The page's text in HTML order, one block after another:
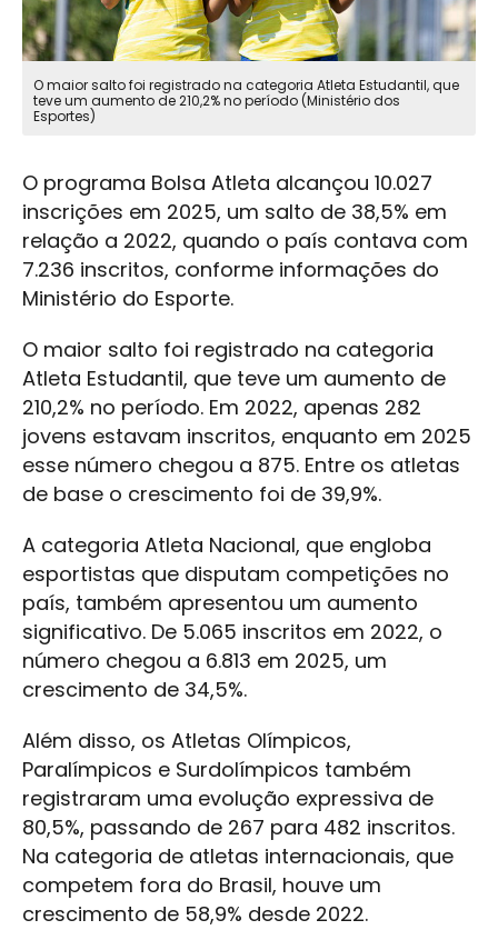
O maior salto foi registrado na categoria Atleta Estudantil, que
teve um aumento de 210,2% no período (Ministério dos
Esportes)
O programa Bolsa Atleta alcançou 10.027
inscrições em 2025, um salto de 38,5% em
relação a 2022, quando o país contava com
7.236 inscritos, conforme informações do
Ministério do Esporte.
O maior salto foi registrado na categoria
Atleta Estudantil, que teve um aumento de
210,2% no período. Em 2022, apenas 282
jovens estavam inscritos, enquanto em 2025
esse número chegou a 875. Entre os atletas
de base o crescimento foi de 39,9%.
A categoria Atleta Nacional, que engloba
esportistas que disputam competições no
país, também apresentou um aumento
significativo. De 5.065 inscritos em 2022, o
número chegou a 6.813 em 2025, um
crescimento de 34,5%.
Além disso, os Atletas Olímpicos,
Paralímpicos e Surdolímpicos também
registraram uma evolução expressiva de
80,5%, passando de 267 para 482 inscritos.
Na categoria de atletas internacionais, que
competem fora do Brasil, houve um
crescimento de 58,9% desde 2022.